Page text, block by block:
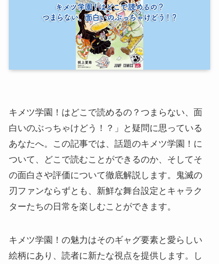
キメツ学園！はどこで読めるの？つまらない、面
白いのぶっちゃけどう！？」と疑問に思っている
あなたへ。この記事では、話題のキメツ学園！に
ついて、どこで読むことができるのか、そしてそ
の面白さや評価について徹底解説します。鬼滅の
刃ファンならずとも、新鮮な舞台設定とキャラク
ターたちの日常を楽しむことができます。
キメツ学園！の魅力はそのギャグ要素と愛らしい
絵柄にあり、読者に新たな視点を提供します。し